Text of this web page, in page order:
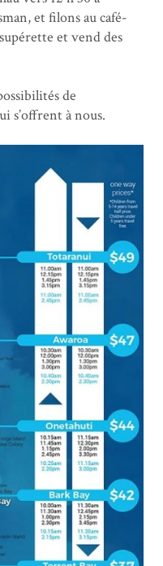
et filons au café-
et vend des
de
s’offrent à nous.